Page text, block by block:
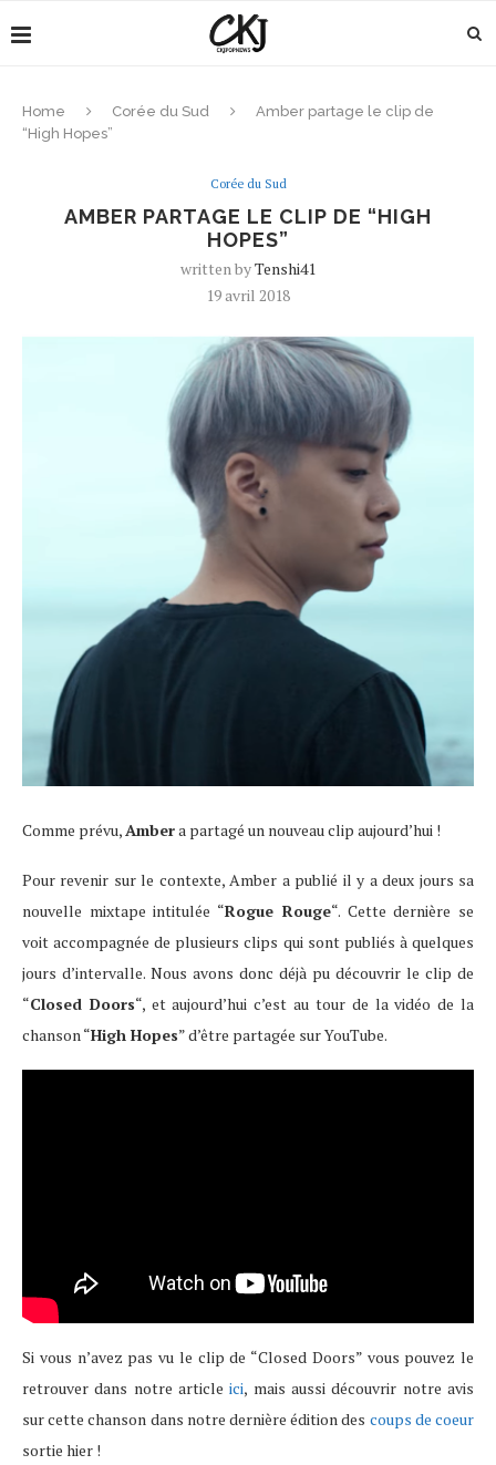
Home Corée du Sud
Amber partage le clip de
“High Hopes”
Corée du Sud
AMBER PARTAGE LE CLIP DE “HIGH
HOPES”
written byTenshi41
19 avril 2018
Comme prévu,Ambera partagé un nouveau clip aujourd’hui !
Pour revenir sur le contexte, Amber a publié il y a deux jours sa
nouvelle mixtape intitulée “Rogue Rouge“. Cette dernière se
voit accompagnée de plusieurs clips qui sont publiés à quelques
jours d’intervalle. Nous avons donc déjà pu découvrir le clip de
“Closed Doors“, et aujourd’hui c’est au tour de la vidéo de la
chanson “High Hopes” d’être partagée sur YouTube.
Si vous n’avez pas vu le clip de “Closed Doors” vous pouvez le
retrouver dans notre articleici, mais aussi découvrir notre avis
sur cette chanson dans notre dernière édition des coups de coeur
sortie hier !